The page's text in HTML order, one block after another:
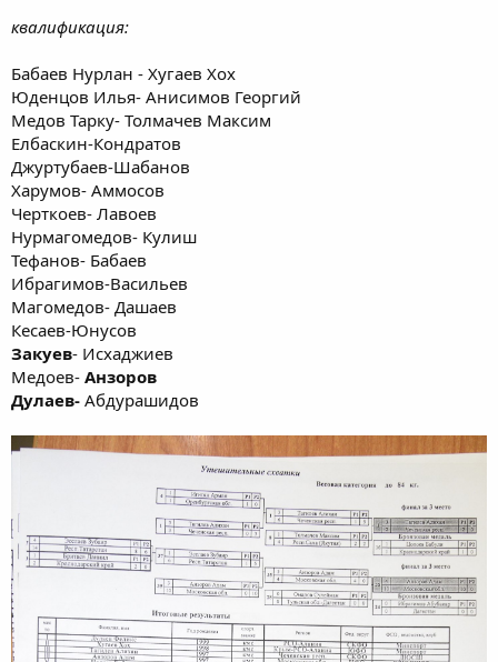
квалификация:
Бабаев Нурлан - Хугаев Хох
Юденцов Илья- Анисимов Георгий
Медов Тарку- Толмачев Максим
Елбаскин-Кондратов
Джуртубаев-Шабанов
Харумов- Аммосов
Черткоев- Лавоев
Нурмагомедов- Кулиш
Тефанов- Бабаев
Ибрагимов-Васильев
Магомедов- Дашаев
Кесаев-Юнусов
Закуев- Исхаджиев
Медоев- Анзоров
Дулаев- Абдурашидов